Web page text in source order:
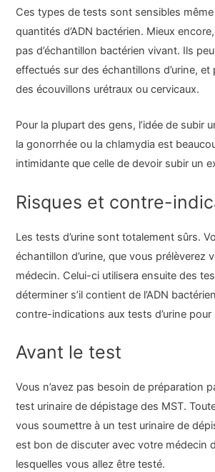
Ces types de tests sont sensibles
quantités d’ADN bactérien. Mieux
pas d’échantillon bactérien vivant. Ils
effectués sur des échantillons d’urine, et
des écouvillons urétraux ou cervicaux.
Pour la plupart des gens, l’idée de subir
la gonorrhée ou la chlamydia est
intimidante que celle de devoir subir un
Risques et contre-
Les tests d’urine sont totalement sûrs.
échantillon d’urine, que vous prélèverez
médecin. Celui-ci utilisera ensuite des
déterminer s’il contient de l’ADN
contre-indications aux tests d’urine pour
Avant le test
Vous n’avez pas besoin de préparation
test urinaire de dépistage des MST.
vous soumettre à un test urinaire de
est bon de discuter avec votre médecin
lesquelles vous allez être testé.